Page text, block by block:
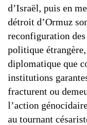
d’Israël, puis en
détroit d’Ormuz
reconfiguration
politique
diplomatique que
institutions
fracturent ou
l’action
au tournant